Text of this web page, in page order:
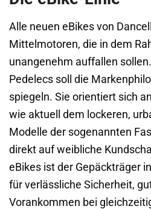
Alle neuen eBikes von
Mittelmotoren, die in dem
unangenehm auffallen
Pedelecs soll die
spiegeln. Sie orientiert sich
wie aktuell dem lockeren,
Modelle der sogenannten
direkt auf weibliche
eBikes ist der Gepäckträger
für verlässliche Sicherheit,
Vorankommen bei